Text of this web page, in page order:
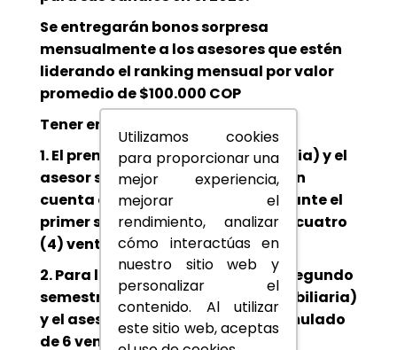
Utilizamos cookies
para proporcionar una
mejor experiencia,
mejorar el
rendimiento, analizar
cómo interactúas en
nuestro sitio web y
personalizar el
contenido. Al utilizar
este sitio web, aceptas
Se entregarán bonos sorpresa
mensualmente a los asesores que estén
liderando el ranking mensual por valor
promedio de $100.000 COP
Tener en cuenta que:
1. El premio al aliado (la inmobiliaria) y el
asesor será entregado teniendo en
cuenta que haya acumulado durante el
primer semestre del 2024 mínimo cuatro
(4) ventas.
2. Para la entrega del premio del segundo
semestre de 2024, el aliado (inmobiliaria)
y el asesor deberá contar un acumulado
de 6 ventas mínimo.